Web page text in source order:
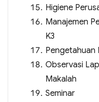
Higiene
Manajemen
K3
Pengetahuan
Observasi
Makalah
Seminar